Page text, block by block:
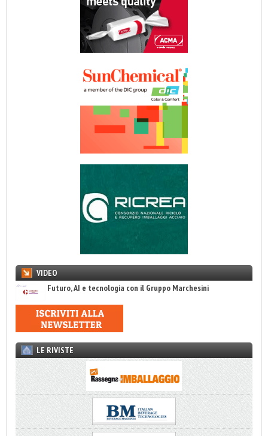
VIDEO
Futuro, AI e tecnologia con il Gruppo Marchesini
LE RIVISTE